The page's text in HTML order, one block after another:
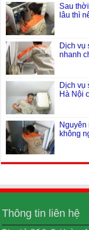
Sau
lâu thì
Dịch vụ
nhanh
Dịch vụ
Hà Nội
Nguyên
không
Thông tin liên hệ